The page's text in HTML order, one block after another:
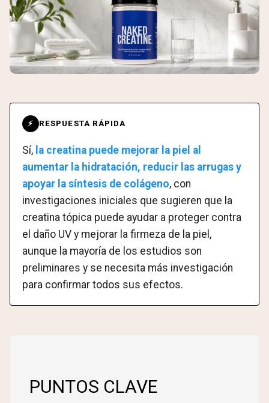
⚡ RESPUESTA RÁPIDA
Sí, la creatina puede mejorar la piel al
aumentar la hidratación, reducir las arrugas y
apoyar la síntesis de colágeno, con
investigaciones iniciales que sugieren que la
creatina tópica puede ayudar a proteger contra
el daño UV y mejorar la firmeza de la piel,
aunque la mayoría de los estudios son
preliminares y se necesita más investigación
para confirmar todos sus efectos.
PUNTOS CLAVE